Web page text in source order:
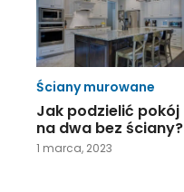
Ściany murowane
Jak podzielić pokój
na dwa bez ściany?
1 marca, 2023